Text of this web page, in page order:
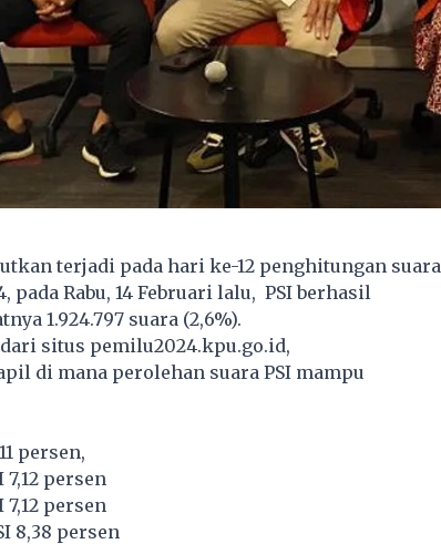
terjadi pada hari ke-12 penghitungan suara
pada Rabu, 14 Februari lalu, PSI berhasil
1.924.797 suara (2,6%).
situs pemilu2024.kpu.go.id,
di mana perolehan suara PSI mampu
persen,
persen
persen
8,38 persen